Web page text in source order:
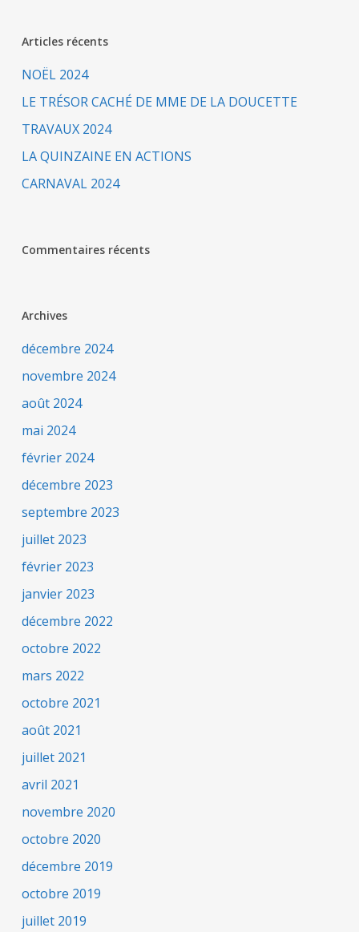
Articles récents
NOËL 2024
LE TRÉSOR CACHÉ DE MME DE LA DOUCETTE
TRAVAUX 2024
LA QUINZAINE EN ACTIONS
CARNAVAL 2024
Commentaires récents
Archives
décembre 2024
novembre 2024
août 2024
mai 2024
février 2024
décembre 2023
septembre 2023
juillet 2023
février 2023
janvier 2023
décembre 2022
octobre 2022
mars 2022
octobre 2021
août 2021
juillet 2021
avril 2021
novembre 2020
octobre 2020
décembre 2019
octobre 2019
juillet 2019